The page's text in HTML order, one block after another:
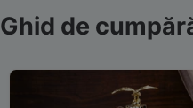
Ghid de